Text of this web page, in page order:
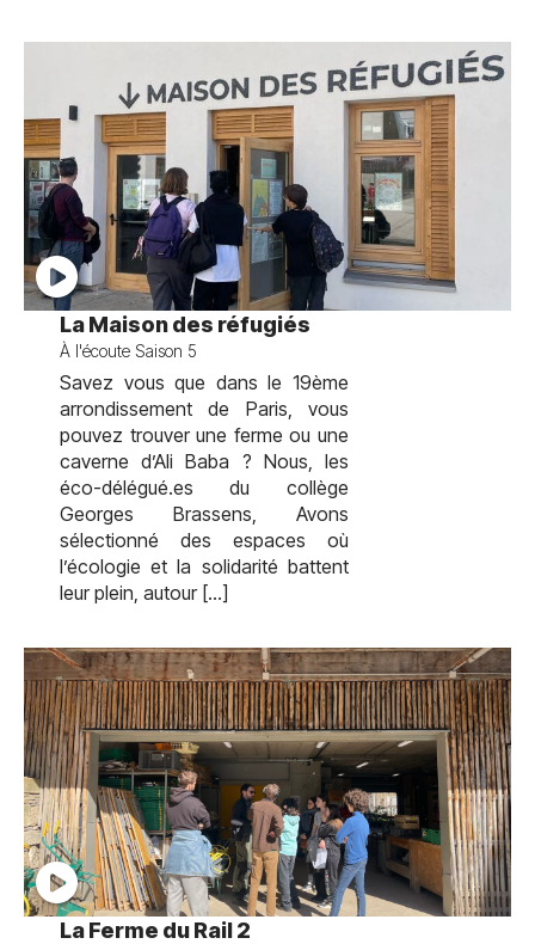
La Maison des réfugiés
À l'écoute Saison 5
Savez vous que dans le 19ème
arrondissement de Paris, vous
pouvez trouver une ferme ou une
caverne d’Ali Baba ? Nous, les
éco-délégué.es du collège
Georges Brassens, Avons
sélectionné des espaces où
l’écologie et la solidarité battent
leur plein, autour […]
La Ferme du Rail 2